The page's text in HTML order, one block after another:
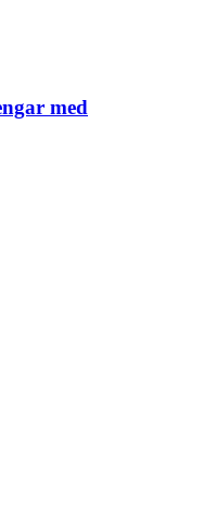
med